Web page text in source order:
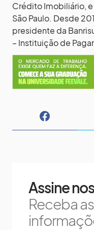
Crédito Imobiliário,
São Paulo. Desde
presidente da
– Instituição de
Assine
Receba